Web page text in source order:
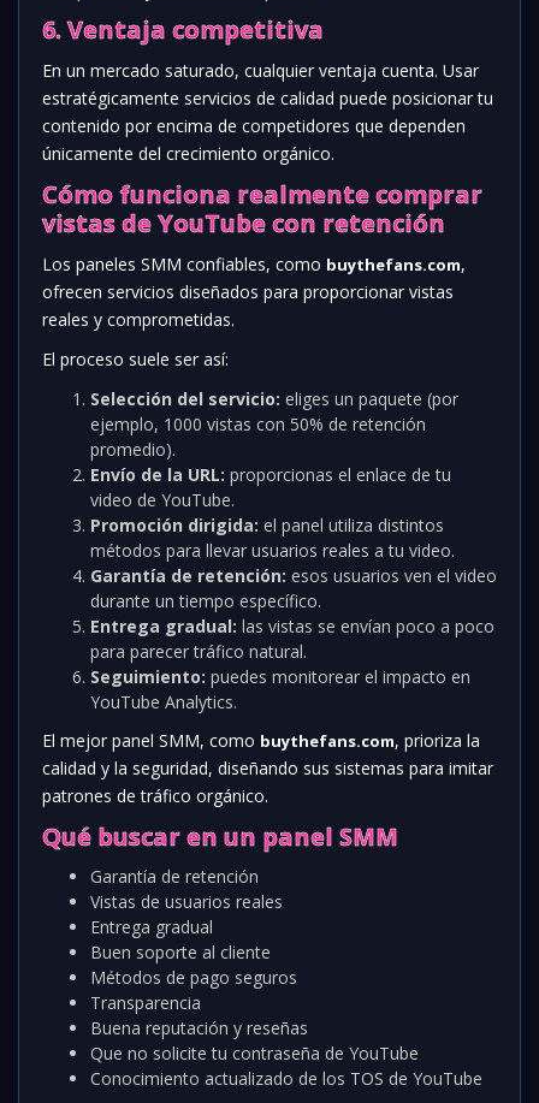
6. Ventaja competitiva
En un mercado saturado, cualquier ventaja cuenta. Usar
estratégicamente servicios de calidad puede posicionar tu
contenido por encima de competidores que dependen
únicamente del crecimiento orgánico.
Cómo funciona realmente comprar
vistas de YouTube con retención
Los paneles SMM confiables, como buythefans.com,
ofrecen servicios diseñados para proporcionar vistas
reales y comprometidas.
El proceso suele ser así:
Selección del servicio: eliges un paquete (por
ejemplo, 1000 vistas con 50% de retención
promedio).
Envío de la URL: proporcionas el enlace de tu
video de YouTube.
Promoción dirigida: el panel utiliza distintos
métodos para llevar usuarios reales a tu video.
Garantía de retención: esos usuarios ven el video
durante un tiempo específico.
Entrega gradual: las vistas se envían poco a poco
para parecer tráfico natural.
Seguimiento: puedes monitorear el impacto en
YouTube Analytics.
El mejor panel SMM, como buythefans.com, prioriza la
calidad y la seguridad, diseñando sus sistemas para imitar
patrones de tráfico orgánico.
Qué buscar en un panel SMM
Garantía de retención
Vistas de usuarios reales
Entrega gradual
Buen soporte al cliente
Métodos de pago seguros
Transparencia
Buena reputación y reseñas
Que no solicite tu contraseña de YouTube
Conocimiento actualizado de los TOS de YouTube